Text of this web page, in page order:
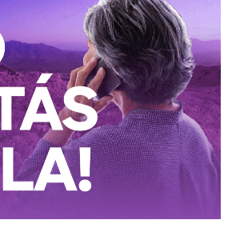
al huachicol